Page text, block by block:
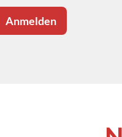
Anmelden